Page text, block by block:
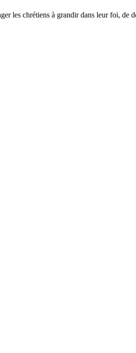
les chrétiens à grandir dans leur foi, de